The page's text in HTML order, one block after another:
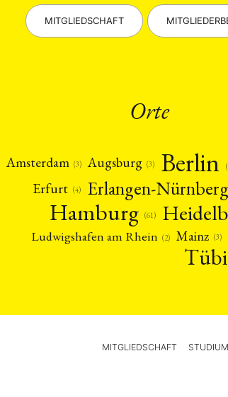
MITGLIEDSCHAFT
Orte
Amsterdam (3) Augsburg (3) Berlin
Erfurt (4) Erlangen-Nürnberg
Hamburg (61)
Ludwigshafen am Rhein (2) Mainz (3)
MITGLIEDSCHAFT STUDIUM